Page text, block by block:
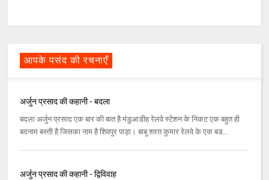
आपके पसंद की रचनाएँ
अर्जुन प्रसाद की कहानी - बदला
बदला अर्जुन प्रसाद एक बार की बात है मंडुआडीह रेलवे स्‍टेशन के निकट एक बहुत ही
बदनाम बस्‍ती है जिसका नाम है शिवपुर पाड़ा। बाबू शरत कुमार रेलवे के एक बड...
अर्जुन प्रसाद की कहानी - द्विविवाह